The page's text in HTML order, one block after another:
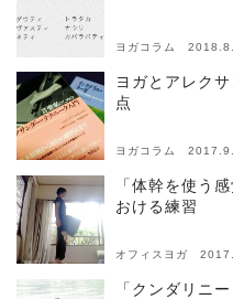
ヨガコラム
ヨガとアレク
点
ヨガコラム
「体幹を使う
おける練習
オフィスヨガ
「クンダリニ